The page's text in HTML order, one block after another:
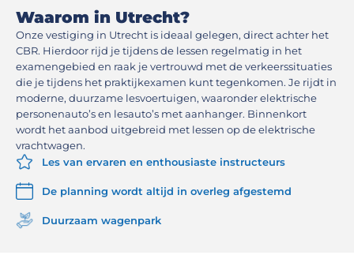
Waarom in Utrecht?
Onze vestiging in Utrecht is ideaal gelegen, direct achter het
CBR. Hierdoor rijd je tijdens de lessen regelmatig in het
examengebied en raak je vertrouwd met de verkeerssituaties
die je tijdens het praktijkexamen kunt tegenkomen. Je rijdt in
moderne, duurzame lesvoertuigen, waaronder elektrische
personenauto’s en lesauto’s met aanhanger. Binnenkort
wordt het aanbod uitgebreid met lessen op de elektrische
vrachtwagen.
Les van ervaren en enthousiaste instructeurs
De planning wordt altijd in overleg afgestemd
Duurzaam wagenpark